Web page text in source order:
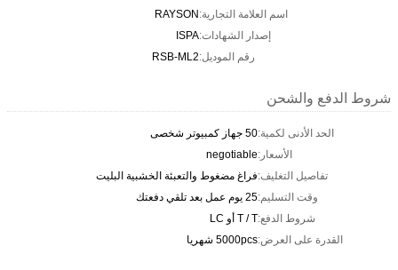
اسم العلامة التجارية:RAYSON
إصدار الشهادات:ISPA
رقم الموديل:RSB-ML2
شروط الدفع والشحن
الحد الأدنى لكمية:50 جهاز كمبيوتر شخصى
الأسعار:negotiable
تفاصيل التغليف:فراغ مضغوط والتعبئة الخشبية البليت
وقت التسليم:25 يوم عمل بعد تلقي دفعتك
شروط الدفع:T / T أو LC
القدرة على العرض:5000pcs شهريا